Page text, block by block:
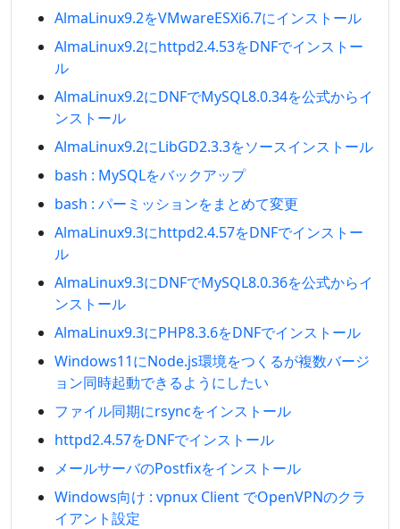
AlmaLinux9.2をVMwareESXi6.7にインストール
AlmaLinux9.2にhttpd2.4.53をDNFでインストー
ル
AlmaLinux9.2にDNFでMySQL8.0.34を公式からイ
ンストール
AlmaLinux9.2にLibGD2.3.3をソースインストール
bash : MySQLをバックアップ
bash : パーミッションをまとめて変更
AlmaLinux9.3にhttpd2.4.57をDNFでインストー
ル
AlmaLinux9.3にDNFでMySQL8.0.36を公式からイ
ンストール
AlmaLinux9.3にPHP8.3.6をDNFでインストール
Windows11にNode.js環境をつくるが複数バージ
ョン同時起動できるようにしたい
ファイル同期にrsyncをインストール
httpd2.4.57をDNFでインストール
メールサーバのPostfixをインストール
Windows向け : vpnux Client でOpenVPNのクラ
イアント設定